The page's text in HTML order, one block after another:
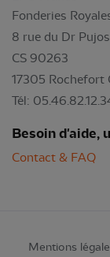
Fonderies
8 rue du Dr Pujos
CS 90263
17305 Rochefort
Tél:
Besoin d'aide,
Contact & FAQ
Mentions